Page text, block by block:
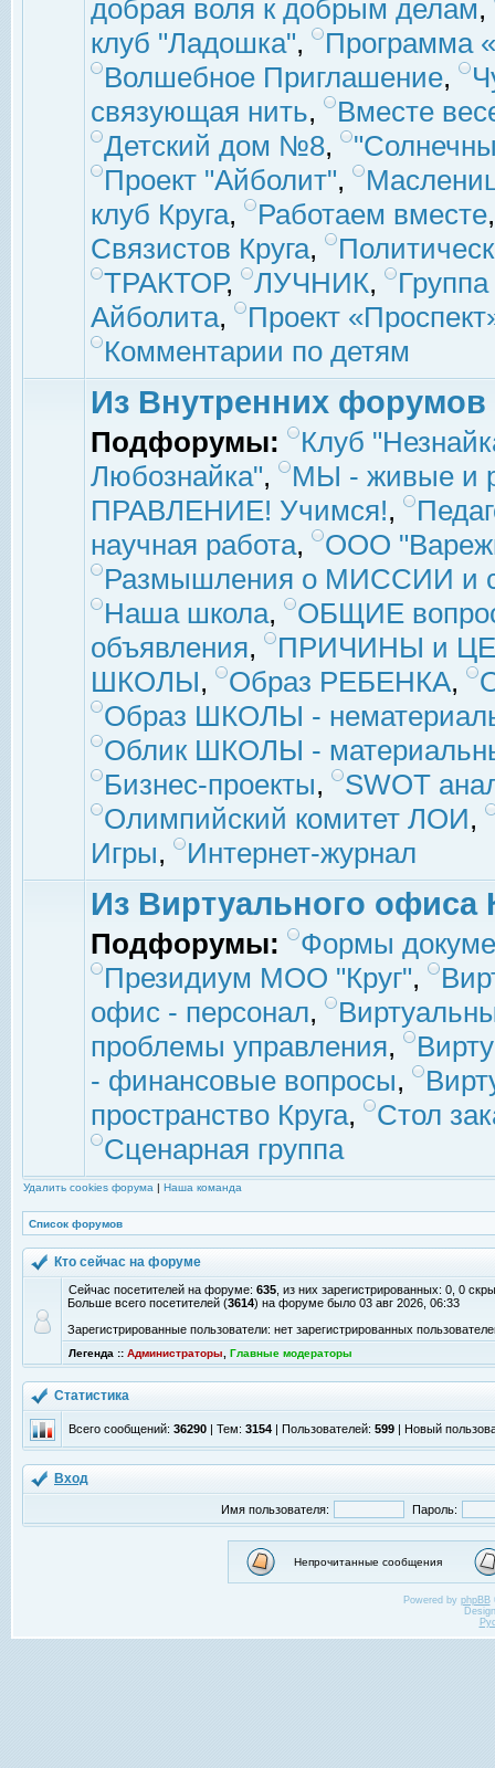
добрая воля к добрым делам,
клуб "Ладошка",
Программа
Волшебное Приглашение,
связующая нить,
Вместе
Детский дом №8,
Проект "Айболит",
клуб Круга, Работаем вместе
Связистов Круга,
ТРАКТОР, ЛУЧНИК,
Айболита,
Проект
Комментарии по детям
Из Внутренних форумов
Подфорумы:
Клуб
Любознайка",
МЫ - живые и
ПРАВЛЕНИЕ! Учимся!,
научная работа,
ООО
Размышления о МИССИИ и
Наша школа,
ОБЩИЕ
объявления,
ПРИЧИНЫ и
ШКОЛЫ, Образ РЕБЕНКА,
Образ ШКОЛЫ -
Облик ШКОЛЫ -
Бизнес-проекты,
SWOT
Олимпийский комитет ЛОИ,
Игры, Интернет-журнал
Из Виртуального офиса
Подфорумы:
Формы
Президиум МОО "Круг",
офис - персонал,
проблемы управления,
- финансовые вопросы,
пространство Круга,
Стол
Сценарная группа
Удалить cookies форума | Наша команда
Список форумов
Кто сейчас на форуме
Сейчас посетителей на форуме: 635 , из них зарегистрированных: 0, 0
Больше всего посетителей (3614) на форуме было 03 авг 2026, 06:33
Зарегистрированные пользователи: нет зарегистрированных
Легенда :: Администраторы Главные модераторы
Статистика
Всего сообщений: 36290 | Тем: 3154 | Пользователей: 599 | Новый
Вход
Имя пользователя: Пароль:
Непрочитанные сообщения
Powered by phpBB